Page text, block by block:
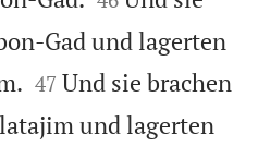
Gad und lagerten


47 Und sie brachen
und lagerten